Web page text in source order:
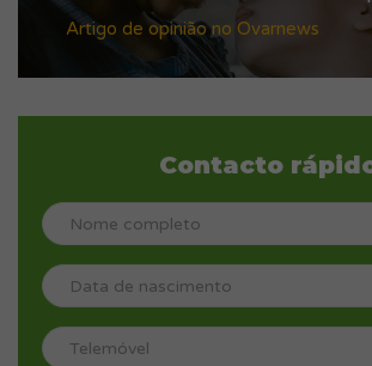
Artigo de opinião no Ovarnews
Contacto